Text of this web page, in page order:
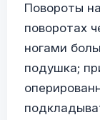
Повороты
поворотах
ногами
подушка;